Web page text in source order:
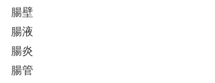
腸壁
腸液
腸炎
腸管